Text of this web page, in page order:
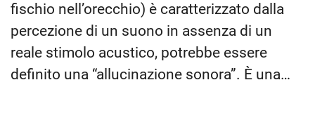
fischio nell’orecchio) è caratterizzato dalla
percezione di un suono in assenza di un
reale stimolo acustico, potrebbe essere
definito una “allucinazione sonora”. È una…